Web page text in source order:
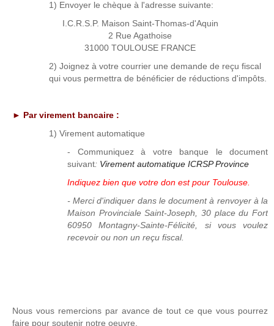
1) Envoyer le chèque à l'adresse suivante:
I.C.R.S.P. Maison Saint-Thomas-d'Aquin
2 Rue Agathoise
31000 TOULOUSE FRANCE
2) Joignez à votre courrier une demande de reçu fiscal
qui vous permettra de bénéficier de réductions d'impôts.
► Par virement bancaire :
1) Virement automatique
- Communiquez à votre banque le document
suivant: Virement automatique ICRSP Province
Indiquez bien que votre don est pour Toulouse.
- Merci d'indiquer dans le document à renvoyer à la
Maison Provinciale Saint-Joseph, 30 place du Fort
60950 Montagny-Sainte-Félicité, si vous voulez
recevoir ou non un reçu fiscal.
Nous vous remercions par avance de tout ce que vous pourrez
faire pour soutenir notre oeuvre.